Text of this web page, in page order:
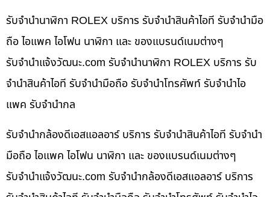
รับจำนำนาฬิกา ROLEX บริการ รับจำนำสินค้าไอที รับจำนำมือ
ถือ ไอแพค ไอโฟน นาฬิกา และ ของแบรนด์เนมต่างๆ
รับจํานําแจ้งวัฒนะ.com รับจำนำนาฬิกา ROLEX บริการ รับ
จำนำสินค้าไอที รับจำนำมือถือ รับจำนำโทรศัพท์ รับจำนำไอ
แพค รับจำนำกล
รับจำนำกล้องดีเอสแอลอาร์ บริการ รับจำนำสินค้าไอที รับจำนำ
มือถือ ไอแพค ไอโฟน นาฬิกา และ ของแบรนด์เนมต่างๆ
รับจํานําแจ้งวัฒนะ.com รับจำนำกล้องดีเอสแอลอาร์ บริการ